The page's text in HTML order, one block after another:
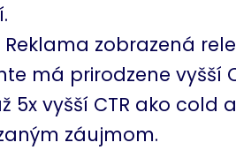
zobrazená
má prirodzene vyšší
5x vyšší CTR ako cold
záujmom.